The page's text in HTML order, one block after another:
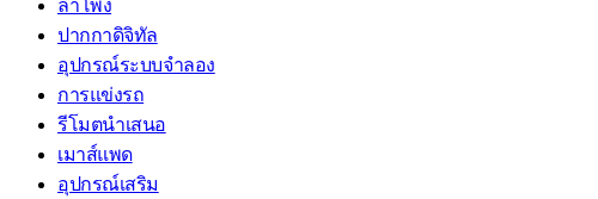
ลำโพง
ปากกาดิจิทัล
อุปกรณ์ระบบจำลอง
การแข่งรถ
รีโมตนำเสนอ
เมาส์แพด
อุปกรณ์เสริม